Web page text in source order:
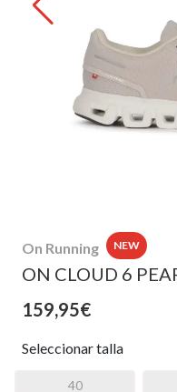
On Running NEW
ON CLOUD 6
159,95€
Seleccionar talla
40